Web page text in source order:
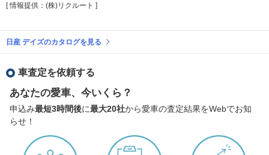
[ 情報提供：(株)リクルート ]
日産 デイズのカタログを見る
車査定を依頼する
あなたの愛車、今いくら？
申込み最短3時間後に最大20社から愛車の査定結果をWebでお知
らせ！